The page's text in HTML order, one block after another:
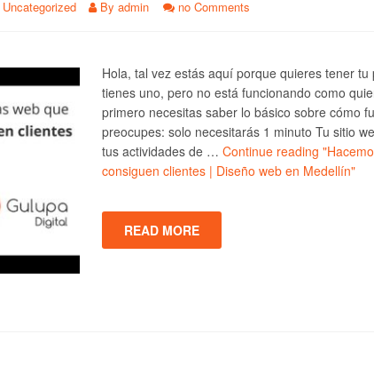
Uncategorized By admin no Comments
Hola, tal vez estás aquí porque quieres tener
tienes uno, pero no está funcionando como
primero necesitas saber lo básico sobre cómo
preocupes: solo necesitarás 1 minuto Tu sitio
tus actividades de … Continue reading
consiguen clientes | Diseño web en Medellín"
READ MORE